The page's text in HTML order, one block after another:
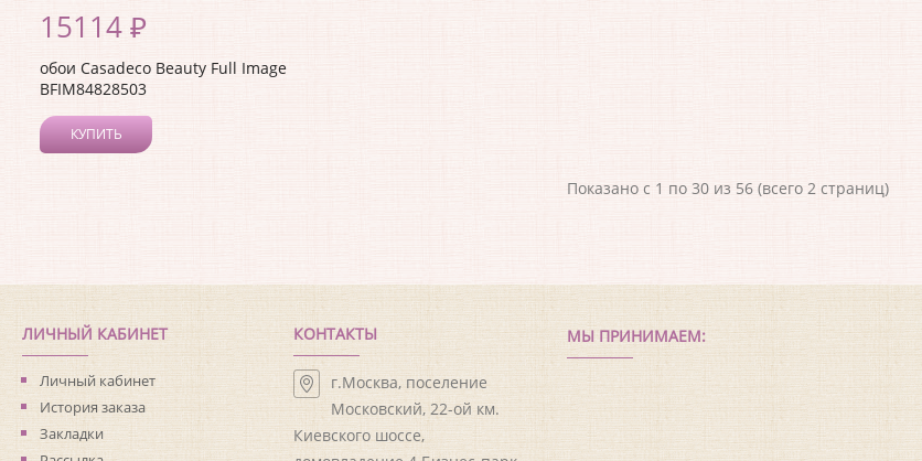
15114 ₽
обои Casadeco Beauty Full Image
BFIM84828503
КУПИТЬ
Показано с 1 по 30 из 56 (всего 2 страниц)
ЛИЧНЫЙ КАБИНЕТ
Личный кабинет
История заказа
Закладки
КОНТАКТЫ
г.Москва, поселение
Московский, 22-ой км.
Киевского шоссе,
МЫ ПРИНИМАЕМ: